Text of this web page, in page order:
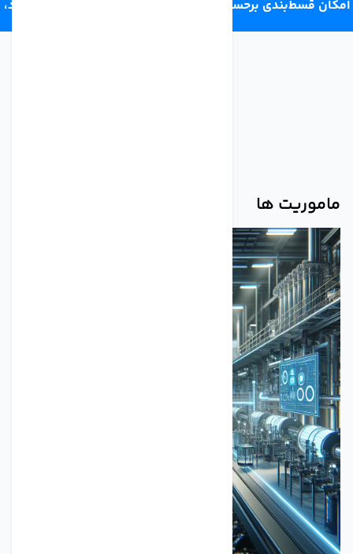
امکان قسط‌بندی برحسب اعتبار ترب‌پی 4 قسط ماهانه. بدون سود،
ماموریت ها